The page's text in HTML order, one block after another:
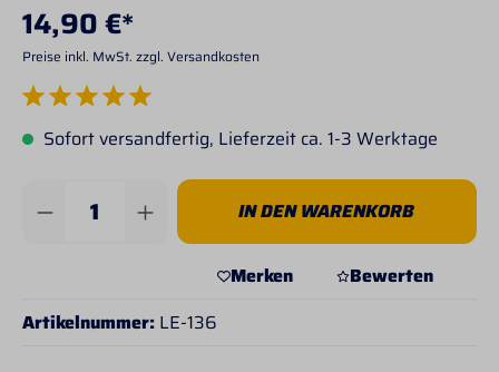
14,90 €*
Preise inkl. MwSt. zzgl. Versandkosten
Durchschnittliche Bewertung von 5 von 5 Sternen
Sofort versandfertig, Lieferzeit ca. 1-3 Werktage
Produkt Anzahl: Gib den gewünschten
IN DEN WARENKORB
Merken
Bewerten
Artikelnummer: LE-136